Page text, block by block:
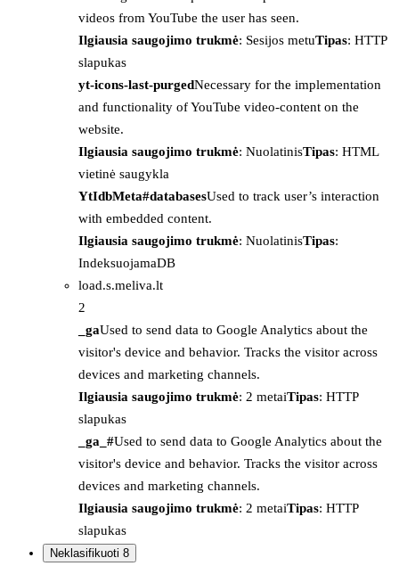
videos from YouTube the user has seen.
Ilgiausia saugojimo trukmė: Sesijos metuTipas: HTTP
slapukas
yt-icons-last-purgedNecessary for the implementation
and functionality of YouTube video-content on the
website.
Ilgiausia saugojimo trukmė: NuolatinisTipas: HTML
vietinė saugykla
YtIdbMeta#databasesUsed to track user’s interaction
with embedded content.
Ilgiausia saugojimo trukmė: NuolatinisTipas:
IndeksuojamaDB
load.s.meliva.lt
2
_gaUsed to send data to Google Analytics about the
visitor's device and behavior. Tracks the visitor across
devices and marketing channels.
Ilgiausia saugojimo trukmė: 2 metaiTipas: HTTP
slapukas
_ga_#Used to send data to Google Analytics about the
visitor's device and behavior. Tracks the visitor across
devices and marketing channels.
Ilgiausia saugojimo trukmė: 2 metaiTipas: HTTP
slapukas
Neklasifikuoti 8